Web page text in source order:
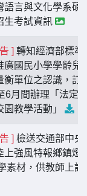
語言與文化學系碩
生考試資訊
] 轉知經濟部標準
廣國民小學學齡兒
衡單位之認識，訂
6月間辦理「法定
園教學活動」
] 檢送交通部中央
上強風特報鄉鎮燈
素材，供教師上課